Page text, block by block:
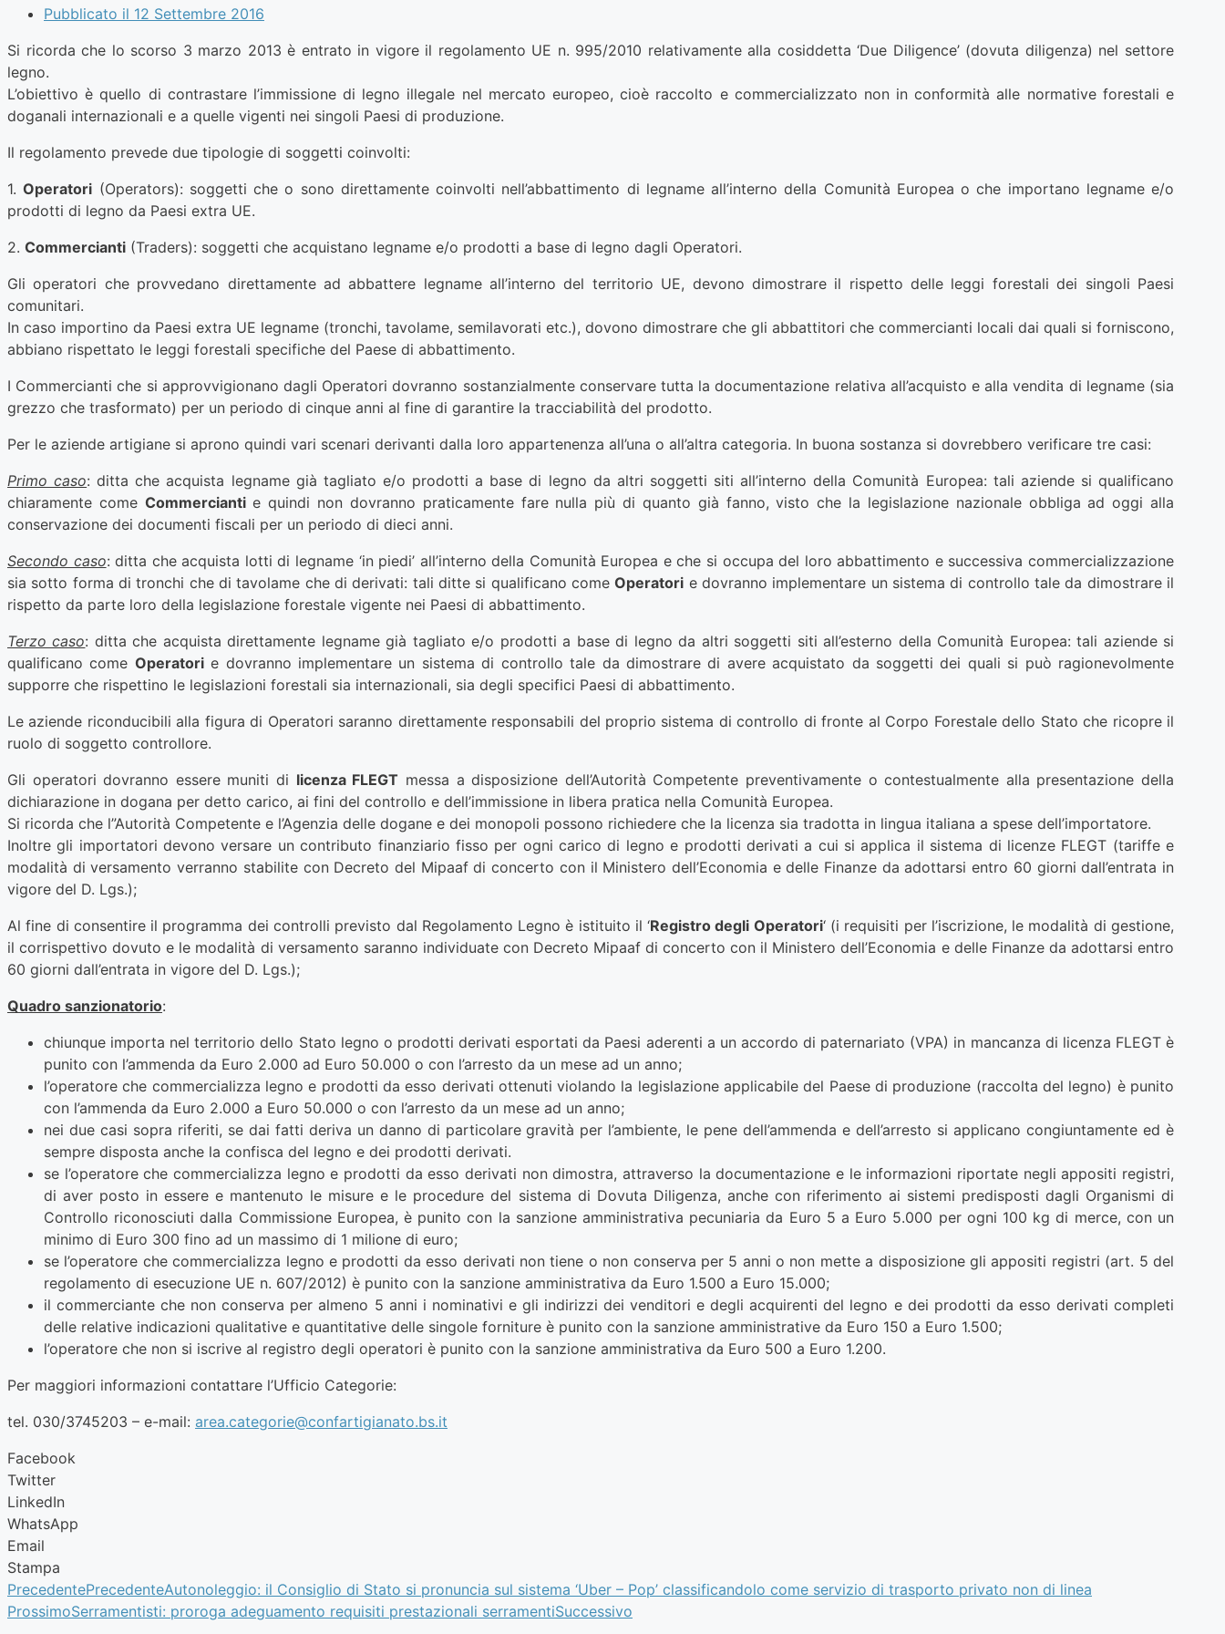
Pubblicato il 12 Settembre 2016
Si ricorda che lo scorso 3 marzo 2013 è entrato in vigore il regolamento UE n. 995/2010 relativamente alla cosiddetta ‘Due Diligence’ (dovuta diligenza) nel settore
legno.
L’obiettivo è quello di contrastare l’immissione di legno illegale nel mercato europeo, cioè raccolto e commercializzato non in conformità alle normative forestali e
doganali internazionali e a quelle vigenti nei singoli Paesi di produzione.
Il regolamento prevede due tipologie di soggetti coinvolti:
1.Operatori (Operators): soggetti che o sono direttamente coinvolti nell’abbattimento di legname all’interno della Comunità Europea o che importano legname e/o
prodotti di legno da Paesi extra UE.
2. Commercianti (Traders): soggetti che acquistano legname e/o prodotti a base di legno dagli Operatori.
Gli operatori che provvedano direttamente ad abbattere legname all’interno del territorio UE, devono dimostrare il rispetto delle leggi forestali dei singoli Paesi
comunitari.
In caso importino da Paesi extra UE legname (tronchi, tavolame, semilavorati etc.), dovono dimostrare che gli abbattitori che commercianti locali dai quali si forniscono,
abbiano rispettato le leggi forestali specifiche del Paese di abbattimento.
I Commercianti che si approvvigionano dagli Operatori dovranno sostanzialmente conservare tutta la documentazione relativa all’acquisto e alla vendita di legname (sia
grezzo che trasformato) per un periodo di cinque anni al fine di garantire la tracciabilità del prodotto.
Per le aziende artigiane si aprono quindi vari scenari derivanti dalla loro appartenenza all’una o all’altra categoria. In buona sostanza si dovrebbero verificare tre casi:
Primo caso: ditta che acquista legname già tagliato e/o prodotti a base di legno da altri soggetti siti all’interno della Comunità Europea: tali aziende si qualificano
chiaramente come Commerciantie quindi non dovranno praticamente fare nulla più di quanto già fanno, visto che la legislazione nazionale obbliga ad oggi alla
conservazione dei documenti fiscali per un periodo di dieci anni.
Secondo caso: ditta che acquista lotti di legname ‘in piedi’ all’interno della Comunità Europea e che si occupa del loro abbattimento e successiva commercializzazione
sia sotto forma di tronchi che di tavolame che di derivati: tali ditte si qualificano comeOperatori e dovranno implementare un sistema di controllo tale da dimostrare il
rispetto da parte loro della legislazione forestale vigente nei Paesi di abbattimento.
Terzo caso: ditta che acquista direttamente legname già tagliato e/o prodotti a base di legno da altri soggetti siti all’esterno della Comunità Europea: tali aziende si
qualificano come Operatorie dovranno implementare un sistema di controllo tale da dimostrare di avere acquistato da soggetti dei quali si può ragionevolmente
supporre che rispettino le legislazioni forestali sia internazionali, sia degli specifici Paesi di abbattimento.
Le aziende riconducibili alla figura di Operatori saranno direttamente responsabili del proprio sistema di controllo di fronte al Corpo Forestale dello Stato che ricopre il
ruolo di soggetto controllore.
Gli operatori dovranno essere muniti di licenza FLEGT messa a disposizione dell’Autorità Competente preventivamente o contestualmente alla presentazione della
dichiarazione in dogana per detto carico, ai fini del controllo e dell’immissione in libera pratica nella Comunità Europea.
Si ricorda che l”Autorità Competente e l’Agenzia delle dogane e dei monopoli possono richiedere che la licenza sia tradotta in lingua italiana a spese dell’importatore.
Inoltre gli importatori devono versare un contributo finanziario fisso per ogni carico di legno e prodotti derivati a cui si applica il sistema di licenze FLEGT (tariffe e
modalità di versamento verranno stabilite con Decreto del Mipaaf di concerto con il Ministero dell’Economia e delle Finanze da adottarsi entro 60 giorni dall’entrata in
vigore del D. Lgs.);
Al fine di consentire il programma dei controlli previsto dal Regolamento Legno è istituito il ‘Registro degli Operatori‘ (i requisiti per l’iscrizione, le modalità di gestione,
il corrispettivo dovuto e le modalità di versamento saranno individuate con Decreto Mipaaf di concerto con il Ministero dell’Economia e delle Finanze da adottarsi entro
60 giorni dall’entrata in vigore del D. Lgs.);
Quadro sanzionatorio:
chiunque importa nel territorio dello Stato legno o prodotti derivati esportati da Paesi aderenti a un accordo di paternariato (VPA) in mancanza di licenza FLEGT è
punito con l’ammenda da Euro 2.000 ad Euro 50.000 o con l’arresto da un mese ad un anno;
l’operatore che commercializza legno e prodotti da esso derivati ottenuti violando la legislazione applicabile del Paese di produzione (raccolta del legno) è punito
con l’ammenda da Euro 2.000 a Euro 50.000 o con l’arresto da un mese ad un anno;
nei due casi sopra riferiti, se dai fatti deriva un danno di particolare gravità per l’ambiente, le pene dell’ammenda e dell’arresto si applicano congiuntamente ed è
sempre disposta anche la confisca del legno e dei prodotti derivati.
se l’operatore che commercializza legno e prodotti da esso derivati non dimostra, attraverso la documentazione e le informazioni riportate negli appositi registri,
di aver posto in essere e mantenuto le misure e le procedure del sistema di Dovuta Diligenza, anche con riferimento ai sistemi predisposti dagli Organismi di
Controllo riconosciuti dalla Commissione Europea, è punito con la sanzione amministrativa pecuniaria da Euro 5 a Euro 5.000 per ogni 100 kg di merce, con un
minimo di Euro 300 fino ad un massimo di 1 milione di euro;
se l’operatore che commercializza legno e prodotti da esso derivati non tiene o non conserva per 5 anni o non mette a disposizione gli appositi registri (art. 5 del
regolamento di esecuzione UE n. 607/2012) è punito con la sanzione amministrativa da Euro 1.500 a Euro 15.000;
il commerciante che non conserva per almeno 5 anni i nominativi e gli indirizzi dei venditori e degli acquirenti del legno e dei prodotti da esso derivati completi
delle relative indicazioni qualitative e quantitative delle singole forniture è punito con la sanzione amministrative da Euro 150 a Euro 1.500;
l’operatore che non si iscrive al registro degli operatori è punito con la sanzione amministrativa da Euro 500 a Euro 1.200.
Per maggiori informazioni contattare l’Ufficio Categorie:
tel. 030/3745203 – e-mail: area.categorie@confartigianato.bs.it
Facebook
Twitter
LinkedIn
WhatsApp
Email
Stampa
PrecedentePrecedenteAutonoleggio: il Consiglio di Stato si pronuncia sul sistema ‘Uber – Pop’ classificandolo come servizio di trasporto privato non di linea
ProssimoSerramentisti: proroga adeguamento requisiti prestazionali serramentiSuccessivo